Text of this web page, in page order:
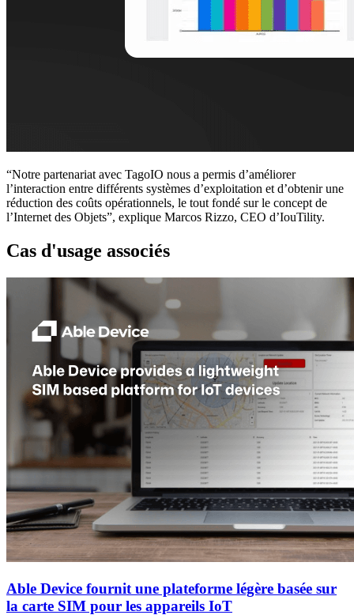
“Notre partenariat avec TagoIO nous a permis d’améliorer
l’interaction entre différents systèmes d’exploitation et d’obtenir une
réduction des coûts opérationnels, le tout fondé sur le concept de
l’Internet des Objets”, explique Marcos Rizzo, CEO d’IouTility.
Cas d'usage associés
Able Device fournit une plateforme légère basée sur
la carte SIM pour les appareils IoT